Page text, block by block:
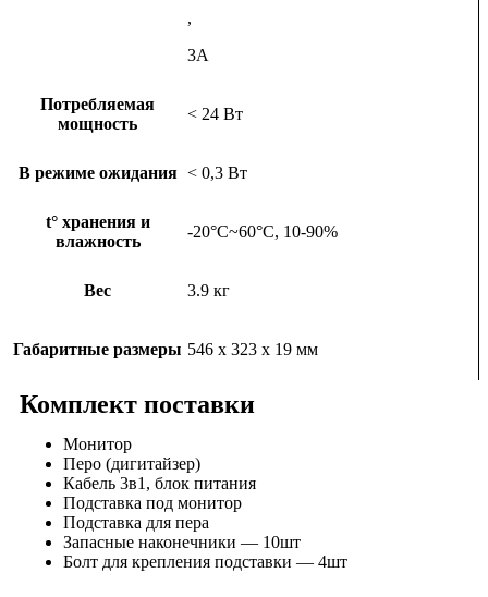
,
3А
Потребляемая
мощность
< 24 Вт
В режиме ожидания < 0,3 Вт
t° хранения и
влажность
-20°C~60°C, 10-90%
Вес 3.9 кг
Габаритные размеры 546 x 323 x 19 мм
Комплект поставки
Монитор
Перо (дигитайзер)
Кабель 3в1, блок питания
Подставка под монитор
Подставка для пера
Запасные наконечники — 10шт
Болт для крепления подставки — 4шт